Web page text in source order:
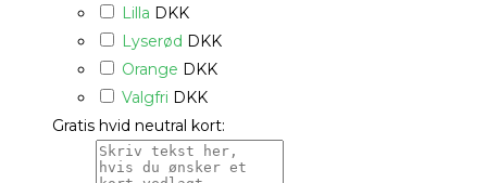
Lilla DKK
Lyserød DKK
Orange DKK
Valgfri DKK
Gratis hvid neutral kort: